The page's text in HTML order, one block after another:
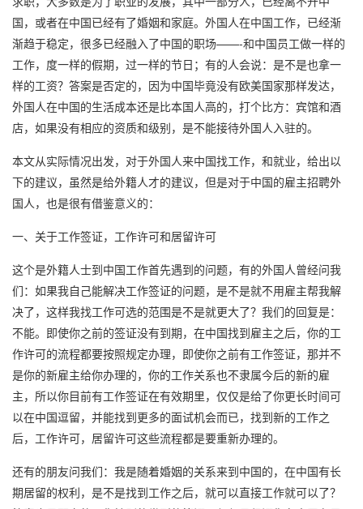
国，或者在中国已经有了婚姻和家庭。外国人在中国工作，已经渐
渐趋于稳定，很多已经融入了中国的职场——-和中国员工做一样的
工作，度一样的假期，过一样的节日；有的人会说：是不是也拿一
样的工资？答案是否定的，因为中国毕竟没有欧美国家那样发达，
外国人在中国的生活成本还是比本国人高的，打个比方：宾馆和酒
店，如果没有相应的资质和级别，是不能接待外国人入驻的。
本文从实际情况出发，对于外国人来中国找工作，和就业，给出以
下的建议，虽然是给外籍人才的建议，但是对于中国的雇主招聘外
国人，也是很有借鉴意义的：
一、关于工作签证，工作许可和居留许可
这个是外籍人士到中国工作首先遇到的问题，有的外国人曾经问我
们：如果我自己能解决工作签证的问题，是不是就不用雇主帮我解
决了，这样我找工作可选的范围是不是就更大了？我们的回复是：
不能。即使你之前的签证没有到期，在中国找到雇主之后，你的工
作许可的流程都要按照规定办理，即使你之前有工作签证，那并不
是你的新雇主给你办理的，你的工作关系也不隶属今后的新的雇
主，所以你目前有工作签证在有效期里，仅仅是给了你更长时间可
以在中国逗留，并能找到更多的面试机会而已，找到新的工作之
后，工作许可，居留许可这些流程都是要重新办理的。
还有的朋友问我们：我是随着婚姻的关系来到中国的，在中国有长
期居留的权利，是不是找到工作之后，就可以直接工作就可以了？